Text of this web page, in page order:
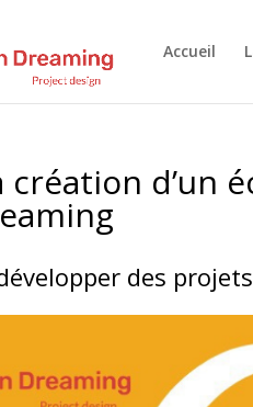
Accueil
d’un
des